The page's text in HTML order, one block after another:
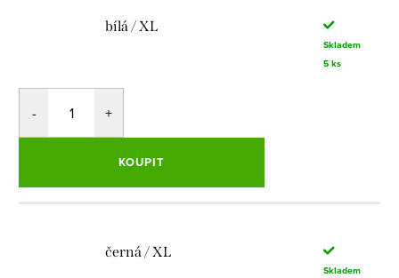
bílá / XL
Skladem
5 ks
KOUPIT
černá / XL
Skladem